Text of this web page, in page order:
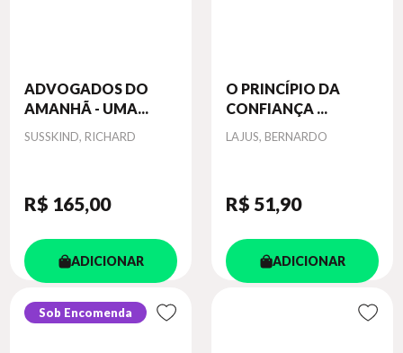
ADVOGADOS DO
AMANHÃ - UMA...
Autor
SUSSKIND, RICHARD
R$ 165,00
ADICIONAR
O PRINCÍPIO DA
CONFIANÇA ...
Autor
LAJUS, BERNARDO
R$ 51,90
ADICIONAR
Sob Encomenda